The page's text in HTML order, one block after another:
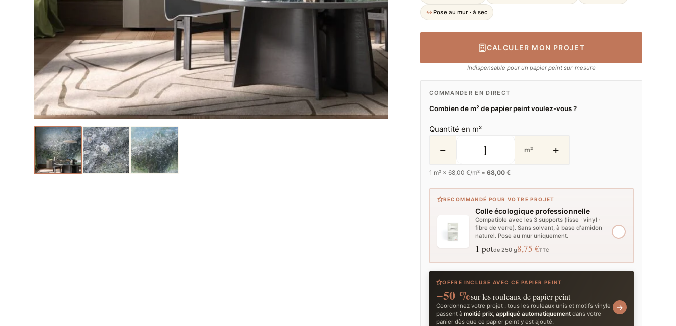
Pose au mur · à sec
CALCULER MON PROJET
Indispensable pour un papier peint sur-mesure
COMMANDER EN DIRECT
Combien de m² de papier peint voulez-vous ?
Quantité en m²
− m² +
1 m² ×68,00 €/m² =68,00 €
RECOMMANDÉ POUR VOTRE PROJET
Colle écologique professionnelle
Compatible avec les 3 supports (lisse · vinyl ·
fibre de verre). Sans solvant, à base d'amidon
naturel. Pose au mur uniquement.
1 potde 250 g8,75 €TTC
OFFRE INCLUSE AVEC CE PAPIER PEINT
−50 %sur les rouleaux de papier peint
Coordonnez votre projet : tous les rouleaux unis et motifs vinyle
passent àmoitié prix ,appliqué automatiquement dans votre
panier dès que ce papier peint y est ajouté.
→